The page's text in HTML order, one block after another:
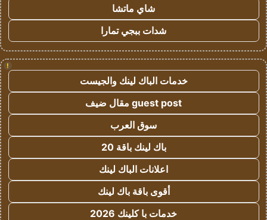
شاي ماتشا
شدات ببجي تمارا
!
خدمات الباك لينك والجيست
guest post مقال ضيف
سوق العرب
باك لينك باقة 20
اعلانات الباك لينك
أقوى باقة باك لينك
خدمات با كلينك 2026